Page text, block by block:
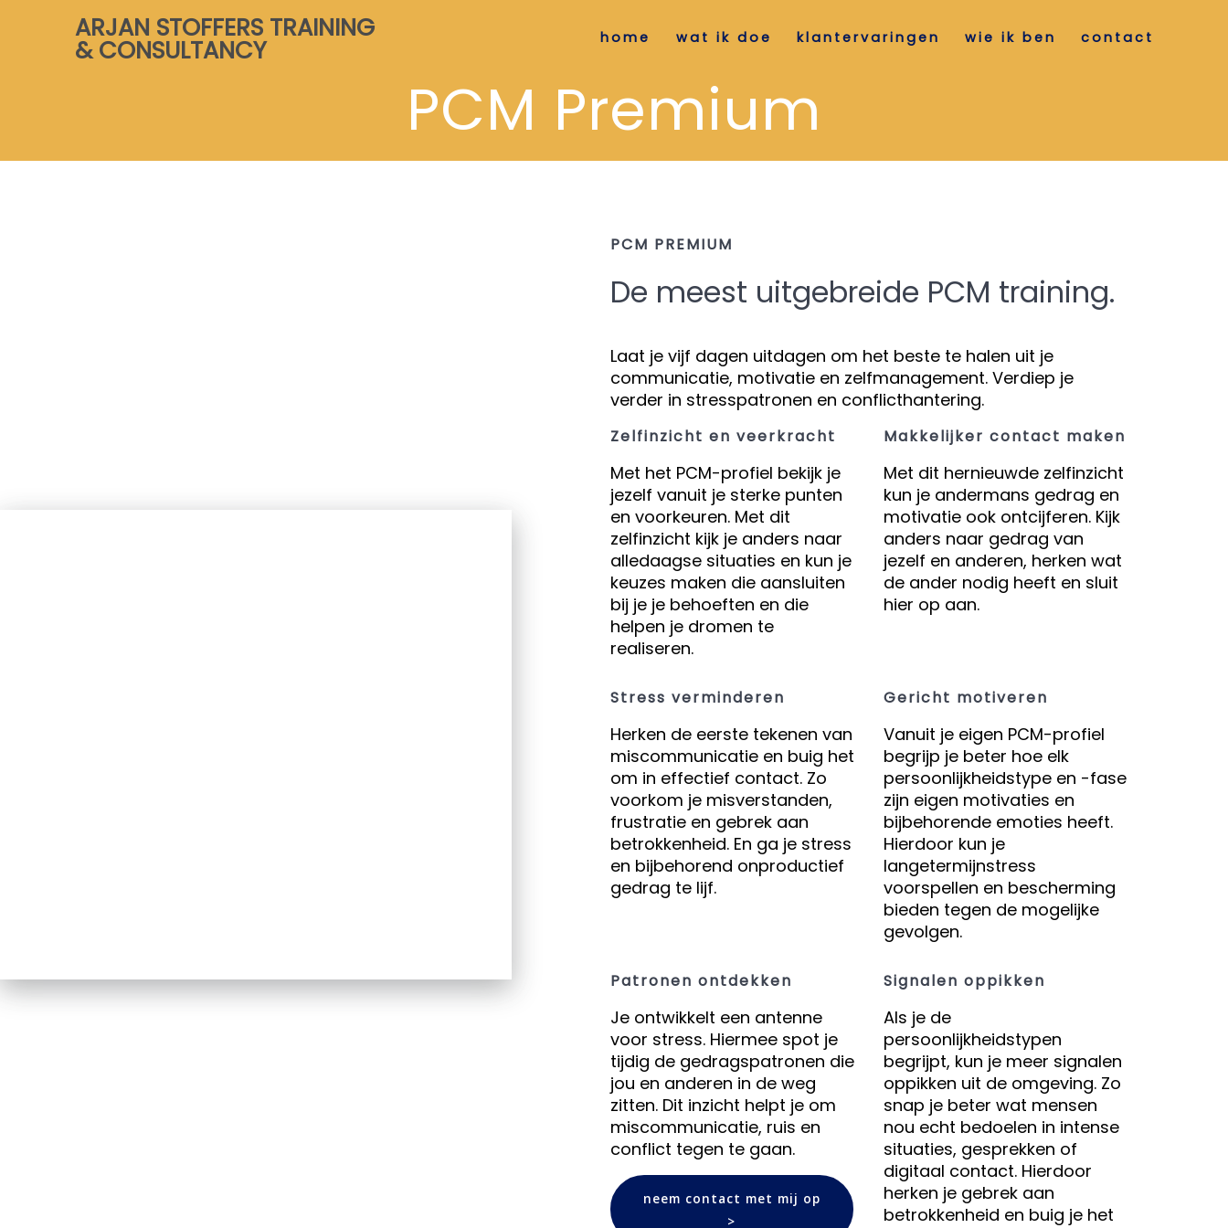
ARJAN STOFFERS TRAINING
& CONSULTANCY home wat ik doe klantervaringen wie ik ben contact
PCM Premium
PCM PREMIUM
De meest uitgebreide PCM training.
Laat je vijf dagen uitdagen om het beste te halen uit je
communicatie, motivatie en zelfmanagement. Verdiep je
verder in stresspatronen en conflicthantering.
Zelfinzicht en veerkracht
Met het PCM-profiel bekijk je
jezelf vanuit je sterke punten
en voorkeuren. Met dit
zelfinzicht kijk je anders naar
alledaagse situaties en kun je
keuzes maken die aansluiten
bij je je behoeften en die
helpen je dromen te
realiseren.
Makkelijker contact maken
Met dit hernieuwde zelfinzicht
kun je andermans gedrag en
motivatie ook ontcijferen. Kijk
anders naar gedrag van
jezelf en anderen, herken wat
de ander nodig heeft en sluit
hier op aan.
Stress verminderen
Herken de eerste tekenen van
miscommunicatie en buig het
om in effectief contact. Zo
voorkom je misverstanden,
frustratie en gebrek aan
betrokkenheid. En ga je stress
en bijbehorend onproductief
gedrag te lijf.
Gericht motiveren
Vanuit je eigen PCM-profiel
begrijp je beter hoe elk
persoonlijkheidstype en -fase
zijn eigen motivaties en
bijbehorende emoties heeft.
Hierdoor kun je
langetermijnstress
voorspellen en bescherming
bieden tegen de mogelijke
gevolgen.
Patronen ontdekken
Je ontwikkelt een antenne
voor stress. Hiermee spot je
tijdig de gedragspatronen die
jou en anderen in de weg
zitten. Dit inzicht helpt je om
miscommunicatie, ruis en
conflict tegen te gaan.
neem contact met mij op
>
Signalen oppikken
Als je de
persoonlijkheidstypen
begrijpt, kun je meer signalen
oppikken uit de omgeving. Zo
snap je beter wat mensen
nou echt bedoelen in intense
situaties, gesprekken of
digitaal contact. Hierdoor
herken je gebrek aan
betrokkenheid en buig je het